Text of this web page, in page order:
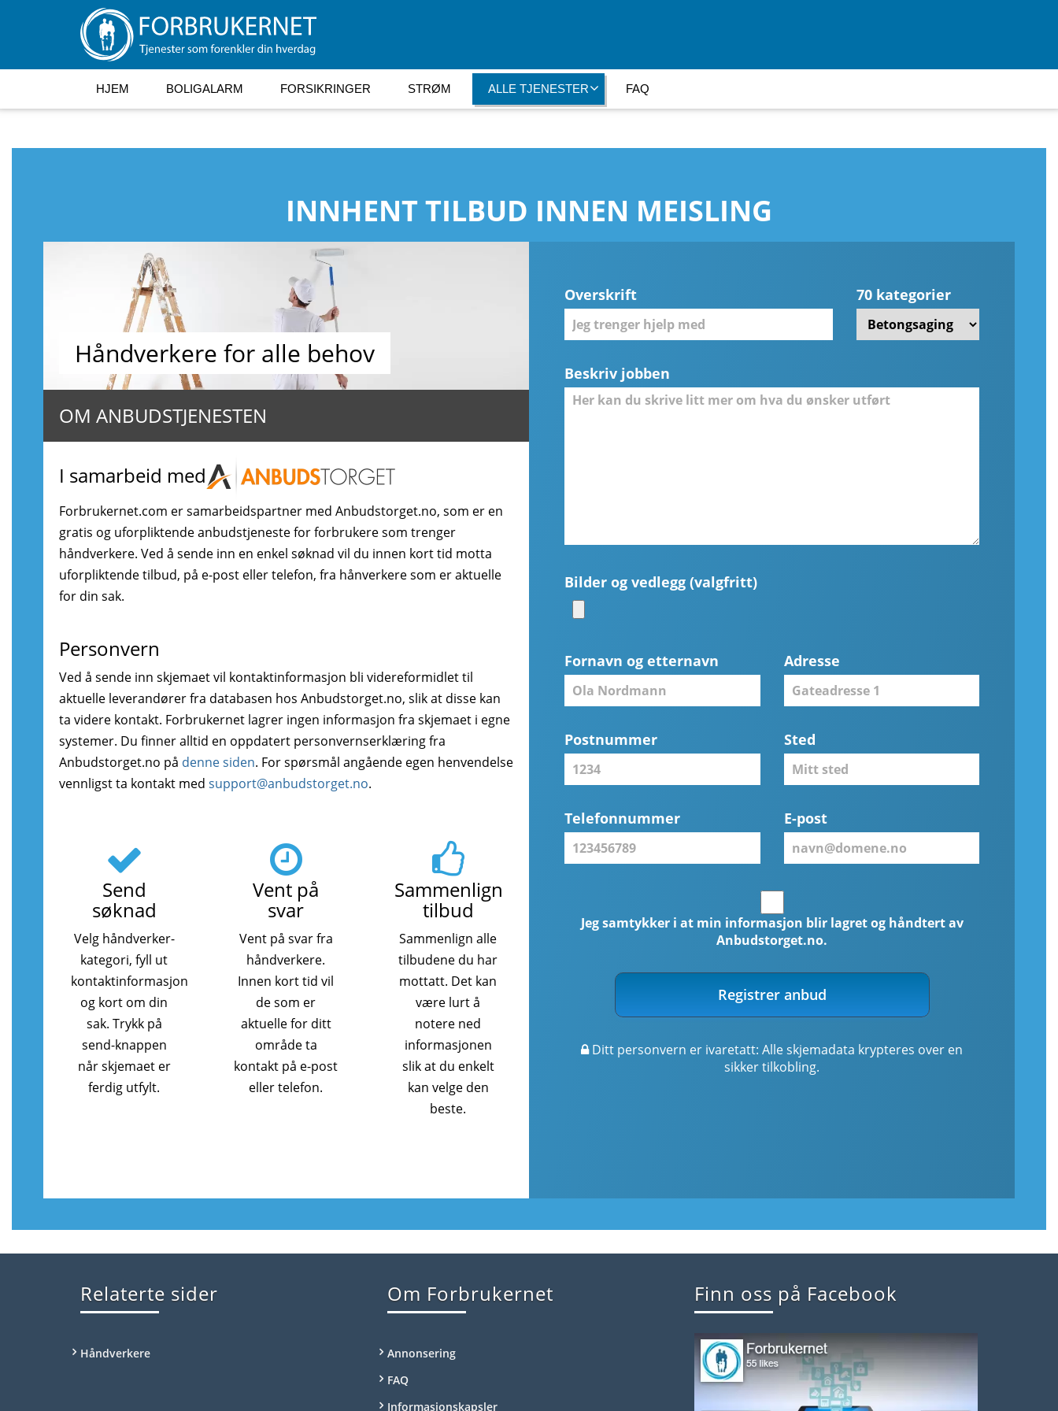
HJEM BOLIGALARM FORSIKRINGER STRØM ALLE TJENESTER FAQ
INNHENT TILBUD INNEN MEISLING
Håndverkere for alle behov
OM ANBUDSTJENESTEN
I samarbeid med
Forbrukernet.com er samarbeidspartner med Anbudstorget.no, som er en
gratis og uforpliktende anbudstjeneste for forbrukere som trenger
håndverkere. Ved å sende inn en enkel søknad vil du innen kort tid motta
uforpliktende tilbud, på e-post eller telefon, fra hånverkere som er aktuelle
for din sak.
Personvern
Ved å sende inn skjemaet vil kontaktinformasjon bli videreformidlet til
aktuelle leverandører fra databasen hos Anbudstorget.no, slik at disse kan
ta videre kontakt. Forbrukernet lagrer ingen informasjon fra skjemaet i egne
systemer. Du finner alltid en oppdatert personvernserklæring fra
Anbudstorget.no på denne siden. For spørsmål angående egen henvendelse
vennligst ta kontakt med support@anbudstorget.no.
Send
søknad
Velg håndverker-
kategori, fyll ut
kontaktinformasjon
og kort om din
sak. Trykk på
send-knappen
når skjemaet er
ferdig utfylt.
Vent på
svar
Vent på svar fra
håndverkere.
Innen kort tid vil
de som er
aktuelle for ditt
område ta
kontakt på e-post
eller telefon.
Sammenlign
tilbud
Sammenlign alle
tilbudene du har
mottatt. Det kan
være lurt å
notere ned
informasjonen
slik at du enkelt
kan velge den
beste.
Overskrift 70 kategorier
Beskriv jobben
Bilder og vedlegg (valgfritt)
Fornavn og etternavn Adresse
Postnummer Sted
Telefonnummer E-post
Jeg samtykker i at min informasjon blir lagret og håndtert av
Anbudstorget.no.
Registrer anbud
Ditt personvern er ivaretatt: Alle skjemadata krypteres over en
sikker tilkobling.
Relaterte sider
Håndverkere
Om Forbrukernet
Annonsering
FAQ
Informasjonskapsler
Finn oss på Facebook